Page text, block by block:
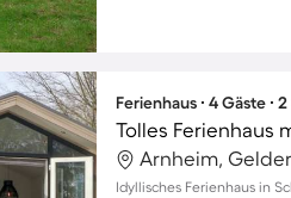
Ferienhaus ∙ 4 Gäste ∙
Arnheim,
Idyllisches Ferienhaus in